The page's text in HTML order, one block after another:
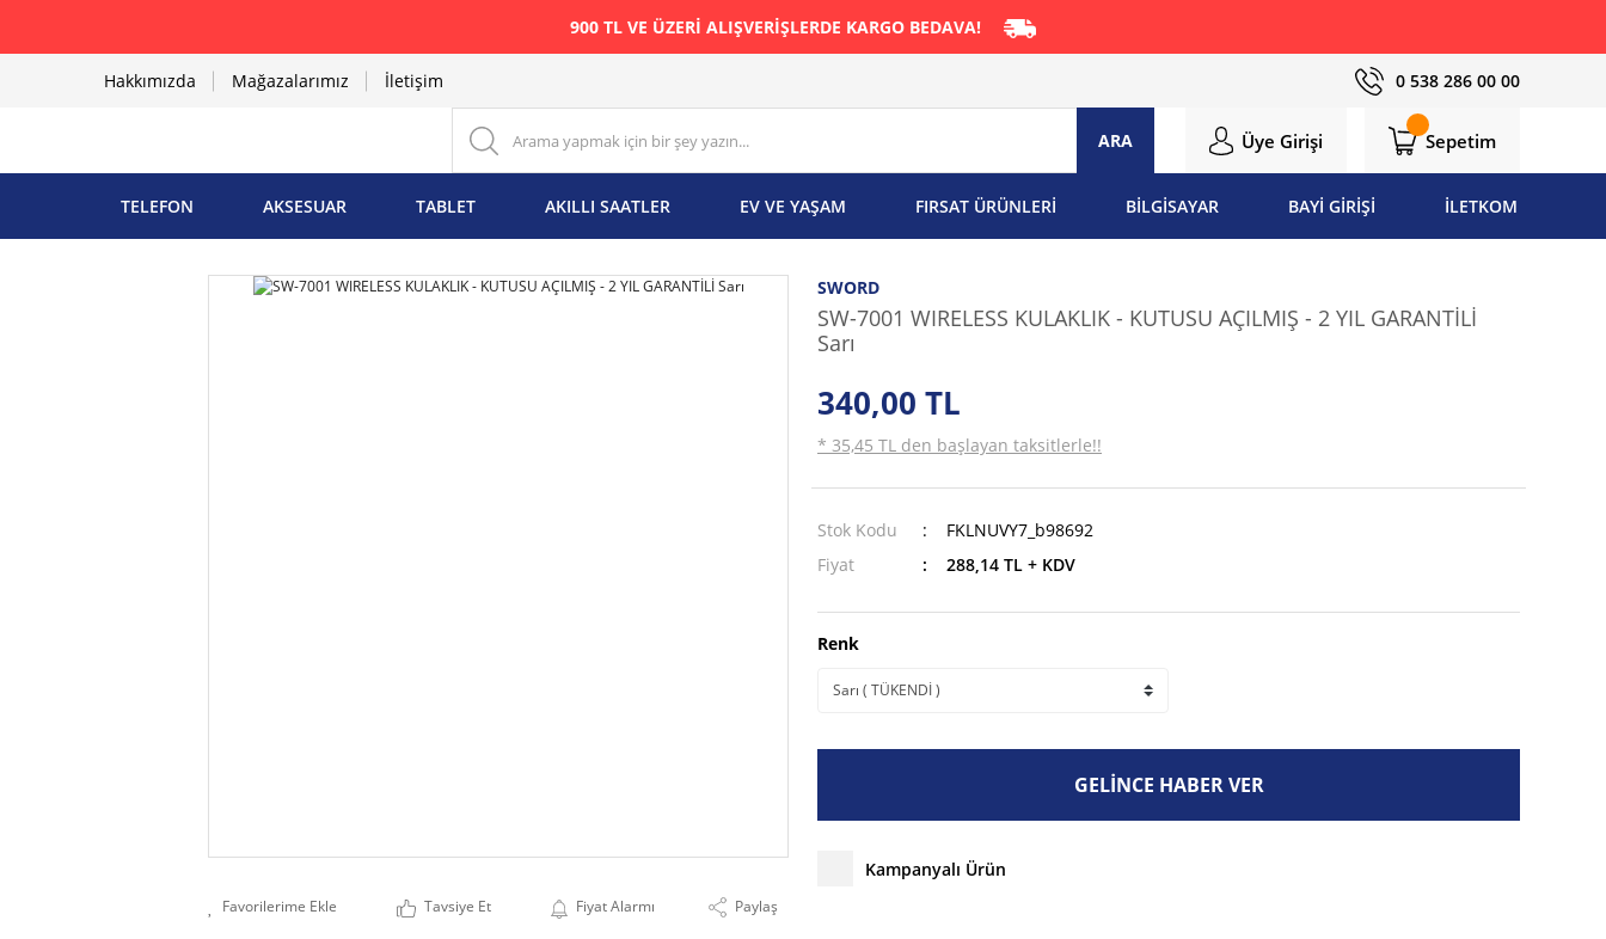
900 TL VE ÜZERİ ALIŞVERİŞLERDE KARGO BEDAVA!
Hakkımızda Mağazalarımız İletişim 0 538 286 00 00
ARA Üye Girişi Sepetim
TELEFON AKSESUAR TABLET AKILLI SAATLER EV VE YAŞAM FIRSAT ÜRÜNLERİ BİLGİSAYAR BAYİ GİRİŞİ İLETKOM
Tavsiye Et Fiyat Alarmı Paylaş
SWORD
SW-7001 WIRELESS KULAKLIK - KUTUSU AÇILMIŞ - 2 YIL GARANTİLİ
Sarı
340,00 TL
* 35,45 TL den başlayan taksitlerle!!
Stok Kodu
FKLNUVY7_b98692
Fiyat
288,14 TL + KDV
Renk
GELİNCE HABER VER
Kampanyalı Ürün